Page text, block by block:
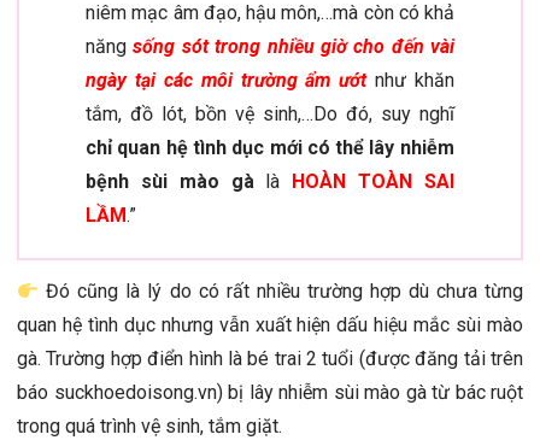
niêm mạc âm đạo, hậu môn,…mà còn có khả
năngsống sót trong nhiều giờ cho đến vài
ngày tại các môi trường ẩm ướt như khăn
tắm, đồ lót, bồn vệ sinh,…Do đó, suy nghĩ
chỉ quan hệ tình dục mới có thể lây nhiễm
bệnh sùi mào gàlà
HOÀN TOÀN SAI
LẦM.”
Đó cũng là lý do có rất nhiều trường hợp dù chưa từng
quan hệ tình dục nhưng vẫn xuất hiện dấu hiệu mắc sùi mào
gà. Trường hợp điển hình là bé trai 2 tuổi (được đăng tải trên
báo suckhoedoisong.vn) bị lây nhiễm sùi mào gà từ bác ruột
trong quá trình vệ sinh, tắm giặt.